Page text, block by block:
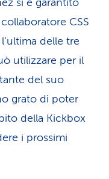
si è garantito
CSS
delle tre
utilizzare per il
del suo
grato di poter
della Kickbox
i prossimi